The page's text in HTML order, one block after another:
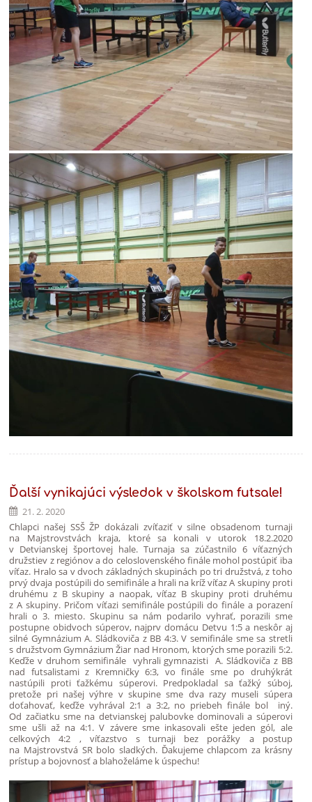
Ďalší vynikajúci výsledok v školskom futsale!
21. 2. 2020
Chlapci našej SSŠ ŽP dokázali zvíťaziť v silne obsadenom turnaji
na Majstrovstvách kraja, ktoré sa konali v utorok 18.2.2020
v Detvianskej športovej hale. Turnaja sa zúčastnilo 6 víťazných
družstiev z regiónov a do celoslovenského finále mohol postúpiť iba
víťaz. Hralo sa v dvoch základných skupinách po tri družstvá, z toho
prvý dvaja postúpili do semifinále a hrali na kríž víťaz A skupiny proti
druhému z B skupiny a naopak, víťaz B skupiny proti druhému
z A skupiny. Pričom víťazi semifinále postúpili do finále a porazení
hrali o 3. miesto. Skupinu sa nám podarilo vyhrať, porazili sme
postupne obidvoch súperov, najprv domácu Detvu 1:5 a neskôr aj
silné Gymnázium A. Sládkoviča z BB 4:3. V semifinále sme sa stretli
s družstvom Gymnázium Žiar nad Hronom, ktorých sme porazili 5:2.
Keďže v druhom semifinále vyhrali gymnazisti A. Sládkoviča z BB
nad futsalistami z Kremničky 6:3, vo finále sme po druhýkrát
nastúpili proti ťažkému súperovi. Predpokladal sa ťažký súboj,
pretože pri našej výhre v skupine sme dva razy museli súpera
doťahovať, keďže vyhrával 2:1 a 3:2, no priebeh finále bol iný.
Od začiatku sme na detvianskej palubovke dominovali a súperovi
sme ušli až na 4:1. V závere sme inkasovali ešte jeden gól, ale
celkových 4:2 , víťazstvo s turnaji bez porážky a postup
na Majstrovstvá SR bolo sladkých. Ďakujeme chlapcom za krásny
prístup a bojovnosť a blahoželáme k úspechu!